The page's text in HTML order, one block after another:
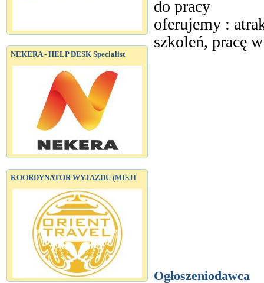
NEKERA - HELP DESK Specialist
KOORDYNATOR WYJAZDU (MISJI
do pracy
oferujemy :
szkoleń, pracę
Ogłoszeniodawca